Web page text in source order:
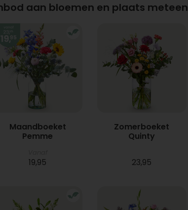
aan bloemen en plaats
Maandboeket
Pemme
19,95
Zomerboeket
Quinty
23,95